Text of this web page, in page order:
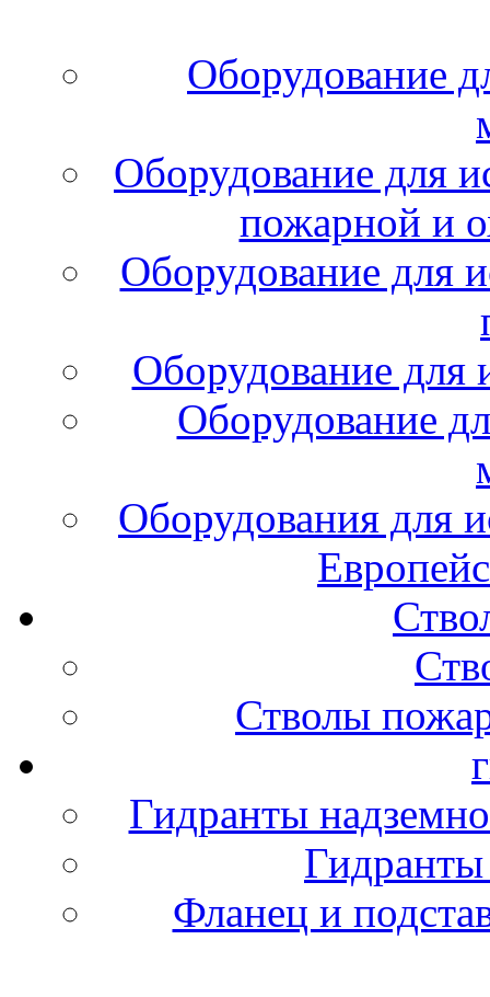
Оборудование
Оборудование для
пожарной и
Оборудование для
Оборудование для
Оборудование
Оборудования для
Стволы
Гидранты
Фланец и